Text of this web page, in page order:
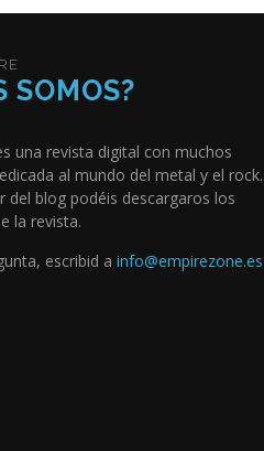
SOMOS?
una revista digital con muchos
al mundo del metal y el rock.
del blog podéis descargaros los
la revista.
escribid a info@empirezone.es